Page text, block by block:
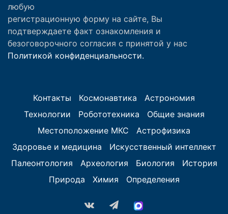
любую
регистрационную форму на сайте, Вы
подтверждаете факт ознакомления и
безоговорочного согласия с принятой у нас
Политикой конфиденциальности.
Контакты Космонавтика
Астрономия
Технологии
Робототехника
Общие знания
Местоположение МКС
Астрофизика
Здоровье и медицина
Искусственный интеллект
Палеонтология
Археология Биология
История
Природа
Химия Определения
vk.com Telegram